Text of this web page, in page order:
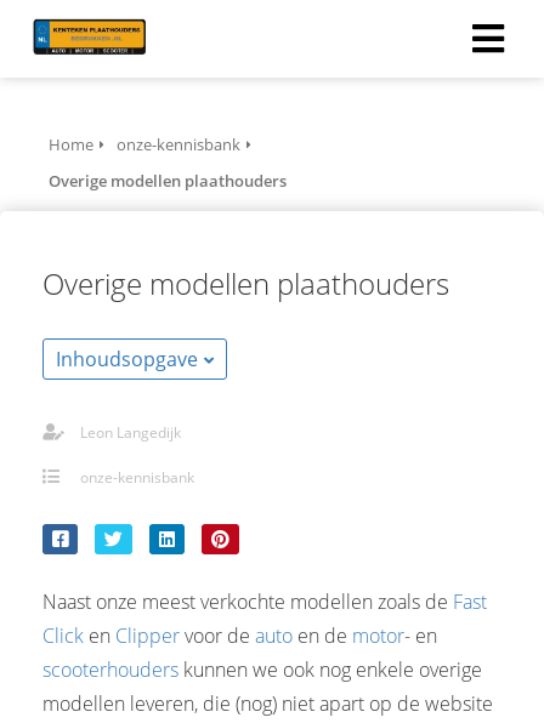
Home
onze-kennisbank
Overige modellen plaathouders
Overige modellen plaathouders
Inhoudsopgave
Leon Langedijk
onze-kennisbank
Naast onze meest verkochte modellen zoals de Fast
Click en Clippervoor de auto en de motor- en
scooterhouders kunnen we ook nog enkele overige
modellen leveren, die (nog) niet apart op de website